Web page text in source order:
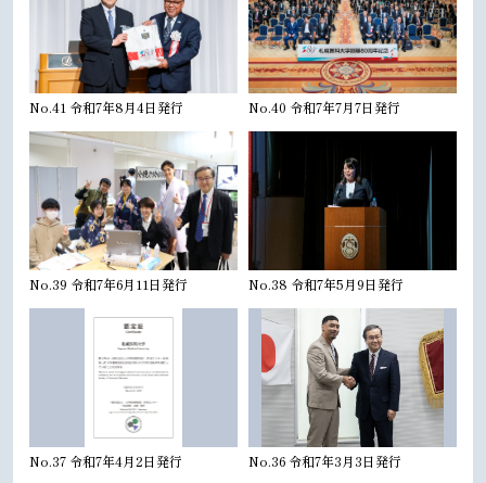
No.41 令和7年8月4日発行 No.40 令和7年7月7日発行
No.39 令和7年6月11日発行 No.38 令和7年5月9日発行
No.37 令和7年4月2日発行 No.36 令和7年3月3日発行